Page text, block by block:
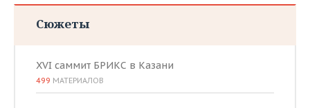
Сюжеты
XVI саммит БРИКС в Казани
499 МАТЕРИАЛОВ